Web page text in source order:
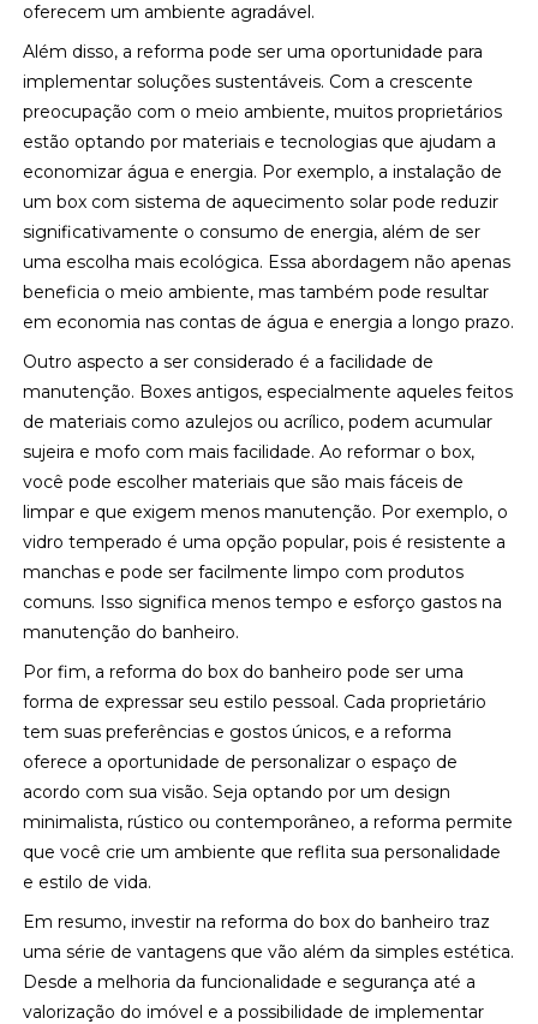
oferecem um ambiente agradável.
Além disso, a reforma pode ser uma oportunidade para
implementar soluções sustentáveis. Com a crescente
preocupação com o meio ambiente, muitos proprietários
estão optando por materiais e tecnologias que ajudam a
economizar água e energia. Por exemplo, a instalação de
um box com sistema de aquecimento solar pode reduzir
significativamente o consumo de energia, além de ser
uma escolha mais ecológica. Essa abordagem não apenas
beneficia o meio ambiente, mas também pode resultar
em economia nas contas de água e energia a longo prazo.
Outro aspecto a ser considerado é a facilidade de
manutenção. Boxes antigos, especialmente aqueles feitos
de materiais como azulejos ou acrílico, podem acumular
sujeira e mofo com mais facilidade. Ao reformar o box,
você pode escolher materiais que são mais fáceis de
limpar e que exigem menos manutenção. Por exemplo, o
vidro temperado é uma opção popular, pois é resistente a
manchas e pode ser facilmente limpo com produtos
comuns. Isso significa menos tempo e esforço gastos na
manutenção do banheiro.
Por fim, a reforma do box do banheiro pode ser uma
forma de expressar seu estilo pessoal. Cada proprietário
tem suas preferências e gostos únicos, e a reforma
oferece a oportunidade de personalizar o espaço de
acordo com sua visão. Seja optando por um design
minimalista, rústico ou contemporâneo, a reforma permite
que você crie um ambiente que reflita sua personalidade
e estilo de vida.
Em resumo, investir na reforma do box do banheiro traz
uma série de vantagens que vão além da simples estética.
Desde a melhoria da funcionalidade e segurança até a
valorização do imóvel e a possibilidade de implementar